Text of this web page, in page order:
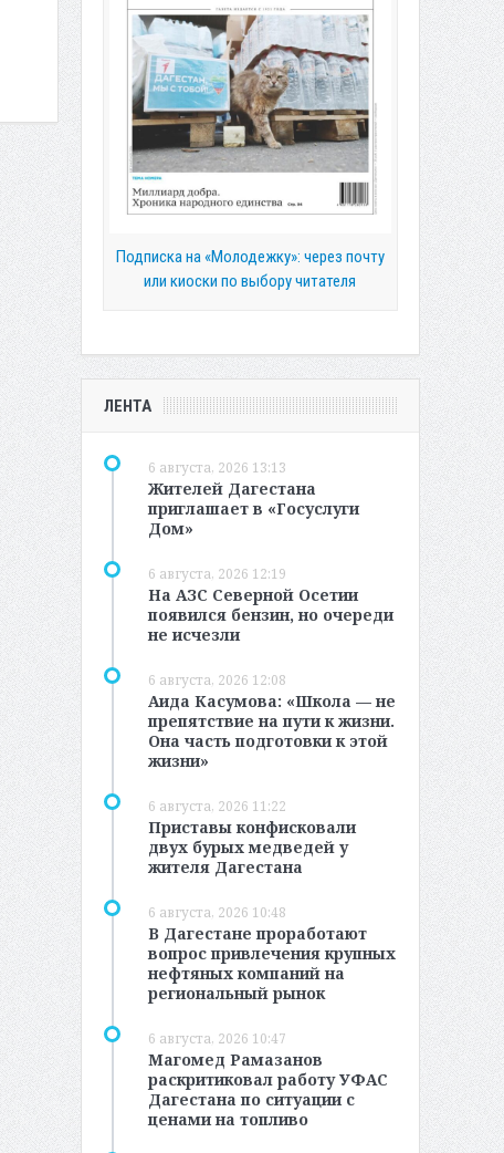
Подписка на «Молодежку»: через почту
или киоски по выбору читателя
ЛЕНТА
6 августа, 2026 13:13
Жителей Дагестана
приглашает в «Госуслуги
Дом»
6 августа, 2026 12:19
На АЗС Северной Осетии
появился бензин, но очереди
не исчезли
6 августа, 2026 12:08
Аида Касумова: «Школа — не
препятствие на пути к жизни.
Она часть подготовки к этой
жизни»
6 августа, 2026 11:22
Приставы конфисковали
двух бурых медведей у
жителя Дагестана
6 августа, 2026 10:48
В Дагестане проработают
вопрос привлечения крупных
нефтяных компаний на
региональный рынок
6 августа, 2026 10:47
Магомед Рамазанов
раскритиковал работу УФАС
Дагестана по ситуации с
ценами на топливо